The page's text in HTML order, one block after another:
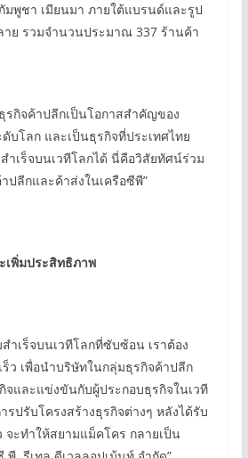
มพูชา เมียนมา ภายใต้แบรนด์และรูป
ย รวมจำนวนประมาณ 337 ร้านค้า
รกิจค้าปลีกเป็นโอกาสสำคัญของ
บโลก และเป็นธุรกิจที่ประเทศไทย
ำเร็จบนเวทีโลกได้ นี่คือวิสัยทัศน์ร่วม
ปลีกและค้าส่งในเครือซีพี”
เพิ่มประสิทธิภาพ
ำเร็จบนเวทีโลกที่ซับซ้อน เราต้อง
ร็ว เพื่อนำบริษัทในกลุ่มธุรกิจค้าปลีก
จและแข่งขันกับผู้ประกอบธุรกิจในเวที
รปรับโครงสร้างธุรกิจต่างๆ หลังได้รับ
ะทำให้สยามแม็คโคร กลายเป็น